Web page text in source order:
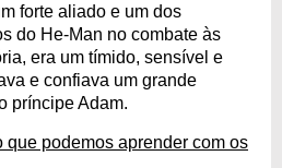
forte aliado e um dos
do He-Man no combate às
era um tímido, sensível e
e confiava um grande
príncipe Adam.
que podemos aprender com os